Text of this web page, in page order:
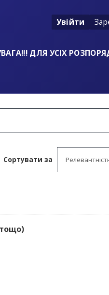
Увійти
ДЛЯ УСІХ
Сортувати за
тощо)